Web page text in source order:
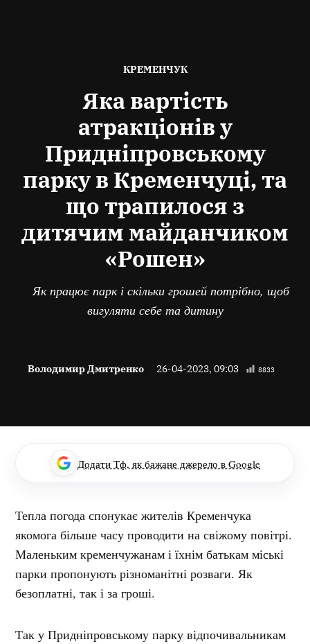
ОПУБЛІКОВАНО
КРЕМЕНЧУК
Яка вартість
атракціонів у
Придніпровському
парку в Кременчуці, та
що трапилося з
дитячим майданчиком
«Рошен»
Як працює парк і скільки грошей потрібно, щоб
вигуляти себе та дитину
Володимир Дмитренко 26-04-2023, 09:03 8833
Додати Тф, як бажане джерело в Google
Тепла погода спонукає жителів Кременчука
якомога більше часу проводити на свіжому повітрі.
Маленьким кременчужанам і їхнім батькам міські
парки пропонують різноманітні розваги. Як
безоплатні, так і за гроші.
Так у Придніпровському парку відпочивальникам